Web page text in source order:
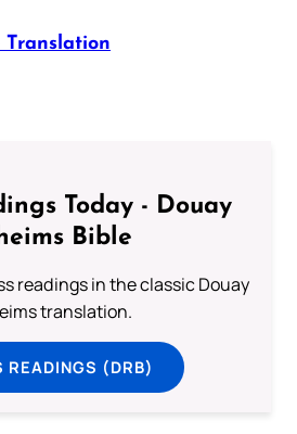
Translation
Today - Douay
Bible
readings in the classic Douay
translation.
READINGS (DRB)